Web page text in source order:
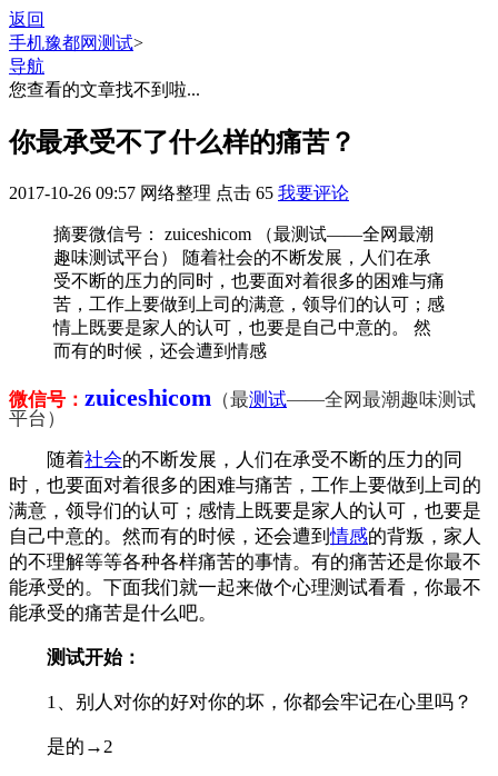
返回
手机豫都网测试>
导航
您查看的文章找不到啦...
你最承受不了什么样的痛苦？
2017-10-26 09:57 网络整理 点击 65 我要评论
摘要微信号： zuiceshicom （最测试——全网最潮
趣味测试平台） 随着社会的不断发展，人们在承
受不断的压力的同时，也要面对着很多的困难与痛
苦，工作上要做到上司的满意，领导们的认可；感
情上既要是家人的认可，也要是自己中意的。 然
而有的时候，还会遭到情感
微信号： zuiceshicom （最测试——全网最潮趣味测试
平台）
随着社会的不断发展，人们在承受不断的压力的同
时，也要面对着很多的困难与痛苦，工作上要做到上司的
满意，领导们的认可；感情上既要是家人的认可，也要是
自己中意的。 然而有的时候，还会遭到情感的背叛，家人
的不理解等等各种各样痛苦的事情。有的痛苦还是你最不
能承受的。下面我们就一起来做个心理测试看看，你最不
能承受的痛苦是什么吧。
测试开始：
1、别人对你的好对你的坏，你都会牢记在心里吗？
是的→2